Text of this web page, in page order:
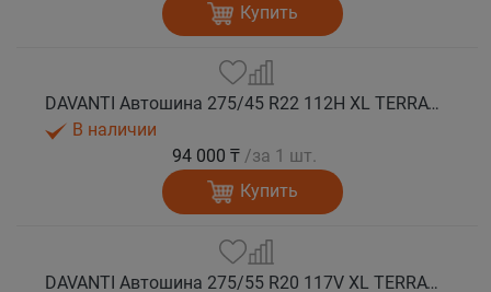
Купить
DAVANTI Автошина 275/45 R22 112H XL TERRATOURA A/T RWL RPR M+S
В наличии
94 000 ₸ /за 1 шт.
Купить
DAVANTI Автошина 275/55 R20 117V XL TERRATOURA A/T RWL RPR M+S